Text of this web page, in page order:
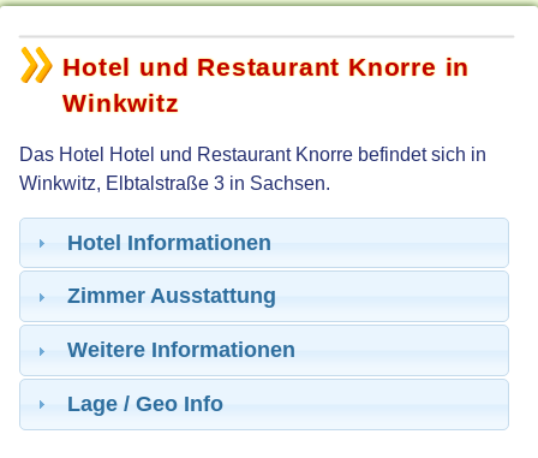
Hotel und Restaurant Knorre in
Winkwitz
Das Hotel Hotel und Restaurant Knorre befindet sich in
Winkwitz, Elbtalstraße 3 in Sachsen.
Hotel Informationen
Zimmer Ausstattung
Weitere Informationen
Lage / Geo Info